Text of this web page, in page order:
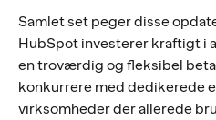
Samlet set peger disse
HubSpot investerer kraftigt i
en troværdig og fleksibel
konkurrere med dedikerede
virksomheder der allerede